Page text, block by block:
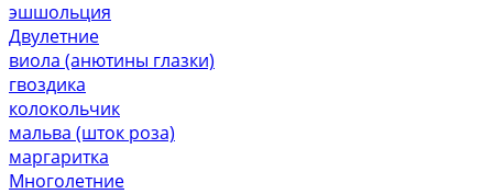
эшшольция
Двулетние
виола (анютины глазки)
гвоздика
колокольчик
мальва (шток роза)
маргаритка
Многолетние